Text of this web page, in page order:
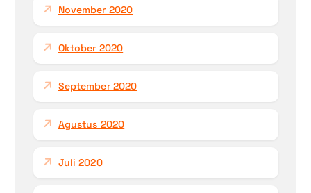
November 2020
Oktober 2020
September 2020
Agustus 2020
Juli 2020